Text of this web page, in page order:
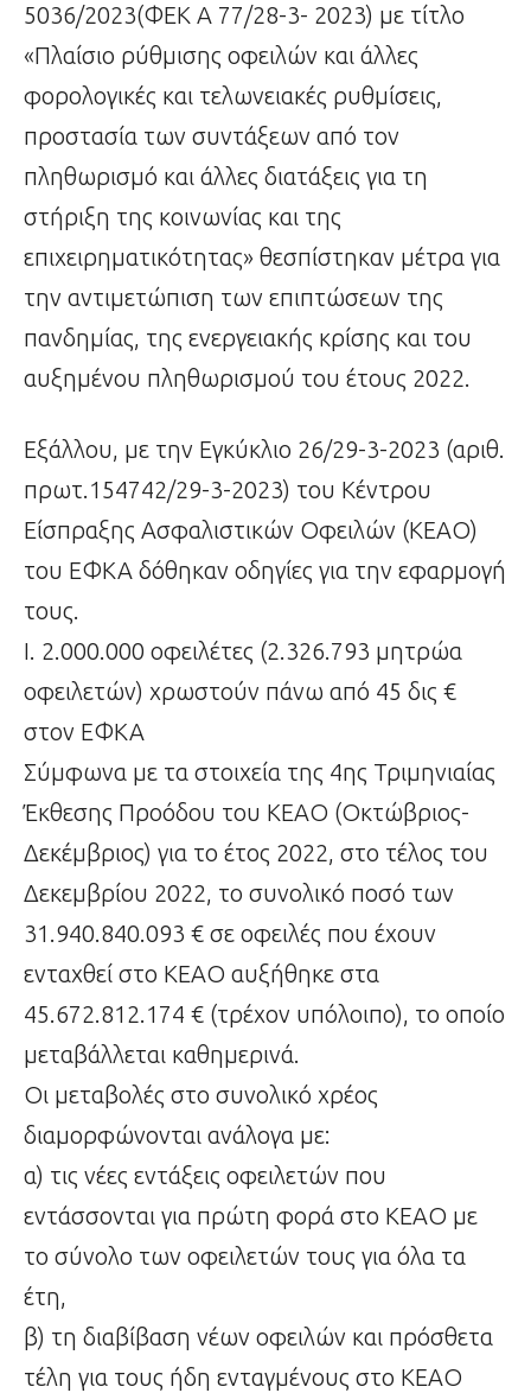
5036/2023(ΦΕΚ Α 77/28-3- 2023) με τίτλο
«Πλαίσιο ρύθμισης οφειλών και άλλες
φορολογικές και τελωνειακές ρυθμίσεις,
προστασία των συντάξεων από τον
πληθωρισμό και άλλες διατάξεις για τη
στήριξη της κοινωνίας και της
επιχειρηματικότητας» θεσπίστηκαν μέτρα για
την αντιμετώπιση των επιπτώσεων της
πανδημίας, της ενεργειακής κρίσης και του
αυξημένου πληθωρισμού του έτους 2022.
Εξάλλου, με την Εγκύκλιο 26/29-3-2023 (αριθ.
πρωτ.154742/29-3-2023) του Κέντρου
Είσπραξης Ασφαλιστικών Οφειλών (ΚΕΑΟ)
του ΕΦΚΑ δόθηκαν οδηγίες για την εφαρμογή
τους.
Ι. 2.000.000 οφειλέτες (2.326.793 μητρώα
οφειλετών) χρωστούν πάνω από 45 δις €
στον ΕΦΚΑ
Σύμφωνα με τα στοιχεία της 4ης Τριμηνιαίας
Έκθεσης Προόδου του ΚΕΑΟ (Οκτώβριος-
Δεκέμβριος) για το έτος 2022, στο τέλος του
Δεκεμβρίου 2022, το συνολικό ποσό των
31.940.840.093 € σε οφειλές που έχουν
ενταχθεί στο ΚΕΑΟ αυξήθηκε στα
45.672.812.174 € (τρέχον υπόλοιπο), το οποίο
μεταβάλλεται καθημερινά.
Οι μεταβολές στο συνολικό χρέος
διαμορφώνονται ανάλογα με:
α) τις νέες εντάξεις οφειλετών που
εντάσσονται για πρώτη φορά στο ΚΕΑΟ με
το σύνολο των οφειλετών τους για όλα τα
έτη,
β) τη διαβίβαση νέων οφειλών και πρόσθετα
τέλη για τους ήδη ενταγμένους στο ΚΕΑΟ